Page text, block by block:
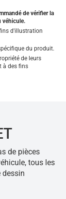
de vérifier la
véhicule.
d'illustration
du produit.
de leurs
à des fins
de pièces
tous les
dessin